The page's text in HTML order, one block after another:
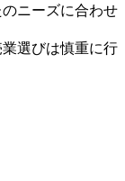
ニーズに合わせ
選びは慎重に行